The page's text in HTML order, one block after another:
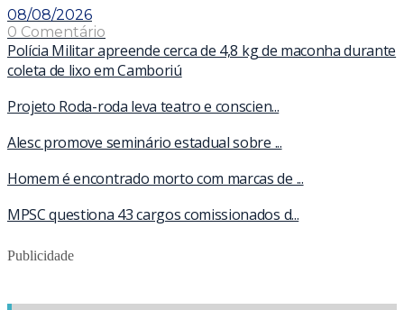
08/08/2026
0 Comentário
Polícia Militar apreende cerca de 4,8 kg de maconha durante
coleta de lixo em Camboriú
Projeto Roda-roda leva teatro e conscien...
Alesc promove seminário estadual sobre ...
Homem é encontrado morto com marcas de ...
MPSC questiona 43 cargos comissionados d...
Publicidade